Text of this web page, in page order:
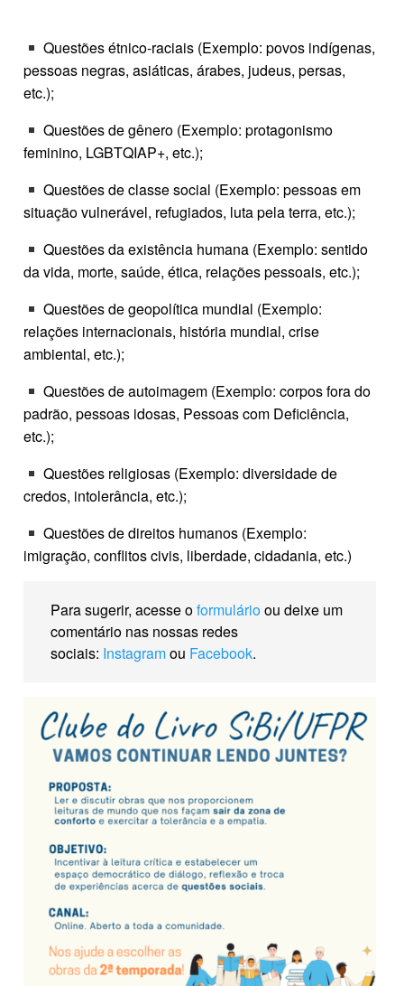
Questões étnico-raciais (Exemplo: povos indígenas,
pessoas negras, asiáticas, árabes, judeus, persas,
etc.);
Questões de gênero (Exemplo: protagonismo
feminino, LGBTQIAP+, etc.);
Questões de classe social (Exemplo: pessoas em
situação vulnerável, refugiados, luta pela terra, etc.);
Questões da existência humana (Exemplo: sentido
da vida, morte, saúde, ética, relações pessoais, etc.);
Questões de geopolítica mundial (Exemplo:
relações internacionais, história mundial, crise
ambiental, etc.);
Questões de autoimagem (Exemplo: corpos fora do
padrão, pessoas idosas, Pessoas com Deficiência,
etc.);
Questões religiosas (Exemplo: diversidade de
credos, intolerância, etc.);
Questões de direitos humanos (Exemplo:
imigração, conflitos civis, liberdade, cidadania, etc.)
Para sugerir, acesse oformulárioou deixe um
comentário nas nossas redes
sociais: Instagramou Facebook.